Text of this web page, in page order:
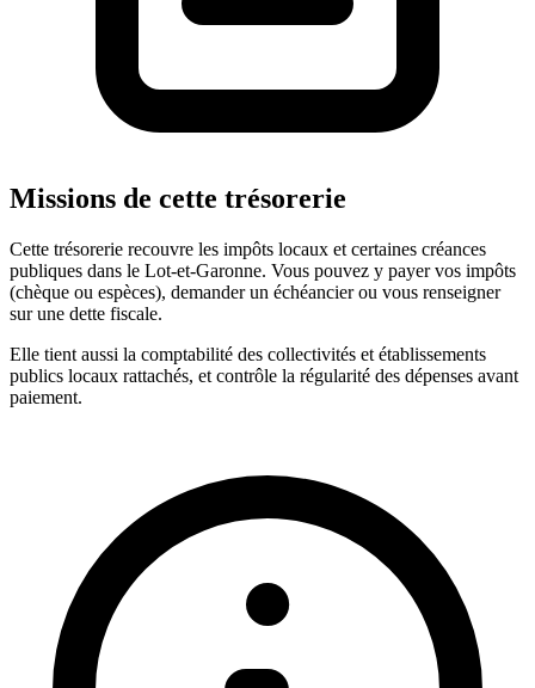
Missions de cette trésorerie
Cette trésorerie recouvre les impôts locaux et certaines créances
publiques dans le Lot-et-Garonne. Vous pouvez y payer vos impôts
(chèque ou espèces), demander un échéancier ou vous renseigner
sur une dette fiscale.
Elle tient aussi la comptabilité des collectivités et établissements
publics locaux rattachés, et contrôle la régularité des dépenses avant
paiement.